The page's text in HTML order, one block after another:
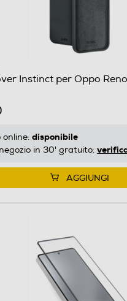
Instinct per Oppo
online: disponibile
in 30' gratuito:
AGGIUNGI